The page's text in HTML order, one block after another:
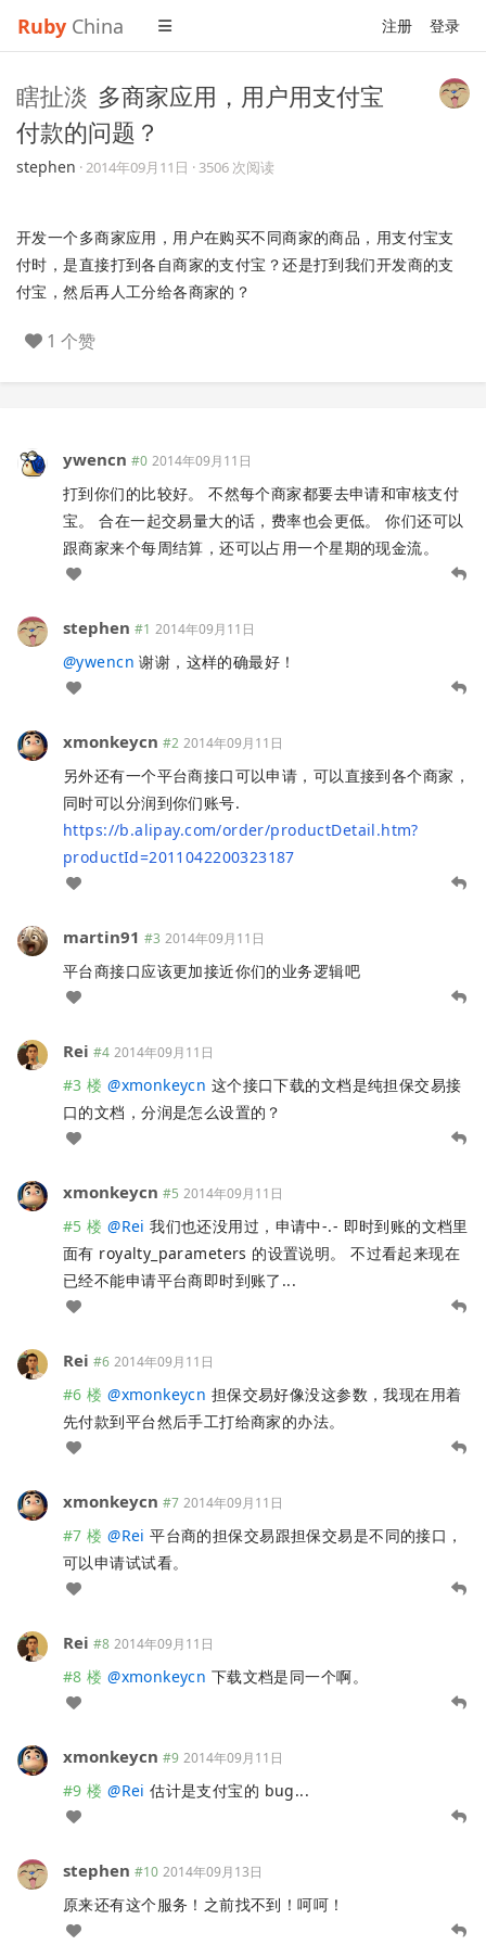
Ruby China 注册 登录
瞎扯淡 多商家应用，用户用支付宝
付款的问题？
stephen ·2014年09月11日 · 3506 次阅读
开发一个多商家应用，用户在购买不同商家的商品，用支付宝支
付时，是直接打到各自商家的支付宝？还是打到我们开发商的支
付宝，然后再人工分给各商家的？
1 个赞
ywencn #0 2014年09月11日
打到你们的比较好。 不然每个商家都要去申请和审核支付
宝。 合在一起交易量大的话，费率也会更低。 你们还可以
跟商家来个每周结算，还可以占用一个星期的现金流。
stephen #1 2014年09月11日
@ywencn 谢谢，这样的确最好！
xmonkeycn #2 2014年09月11日
另外还有一个平台商接口可以申请，可以直接到各个商家，
同时可以分润到你们账号.
https://b.alipay.com/order/productDetail.htm?
productId=2011042200323187
martin91 #3 2014年09月11日
平台商接口应该更加接近你们的业务逻辑吧
Rei #4 2014年09月11日
#3 楼 @xmonkeycn 这个接口下载的文档是纯担保交易接
口的文档，分润是怎么设置的？
xmonkeycn #5 2014年09月11日
#5 楼 @Rei 我们也还没用过，申请中-.- 即时到账的文档里
面有 royalty_parameters 的设置说明。 不过看起来现在
已经不能申请平台商即时到账了...
Rei #6 2014年09月11日
#6 楼 @xmonkeycn 担保交易好像没这参数，我现在用着
先付款到平台然后手工打给商家的办法。
xmonkeycn #7 2014年09月11日
#7 楼 @Rei 平台商的担保交易跟担保交易是不同的接口，
可以申请试试看。
Rei #8 2014年09月11日
#8 楼 @xmonkeycn 下载文档是同一个啊。
xmonkeycn #9 2014年09月11日
#9 楼 @Rei 估计是支付宝的 bug...
stephen #10 2014年09月13日
原来还有这个服务！之前找不到！呵呵！